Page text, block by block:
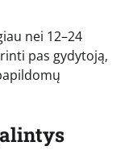
nei 12–24
pas gydytoją,